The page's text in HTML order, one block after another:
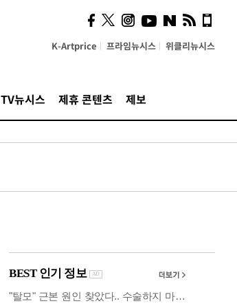
K-Artprice 프라임뉴시스 위클리뉴시스
TV뉴시스 제휴 콘텐츠 제보
시, 스마트폰 액세서리에
NFC 더했다